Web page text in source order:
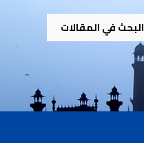
البحث في المقالات